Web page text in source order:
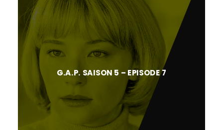
G.A.P. SAISON 5 – EPISODE 7